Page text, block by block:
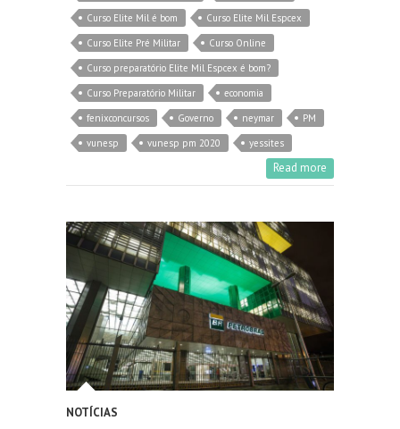
Curso Elite Mil é bom
Curso Elite Mil Espcex
Curso Elite Pré Militar
Curso Online
Curso preparatório Elite Mil Espcex é bom?
Curso Preparatório Militar
economia
fenixconcursos
Governo neymar
PM
vunesp
vunesp pm 2020 yessites
Read more
NOTÍCIAS